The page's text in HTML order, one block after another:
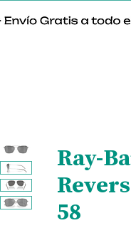
Ray-
58